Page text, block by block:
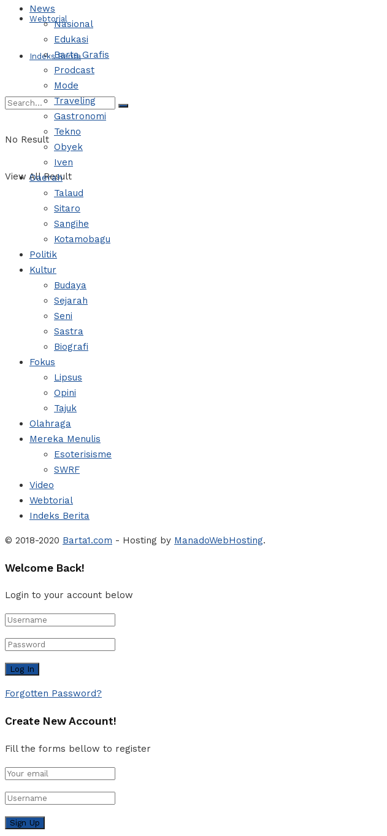
Webtorial
Indeks Berita
No Result
View All Result
News
Nasional
Edukasi
Barta Grafis
Prodcast
Mode
Traveling
Gastronomi
Tekno
Obyek
Iven
Daerah
Talaud
Sitaro
Sangihe
Kotamobagu
Politik
Kultur
Budaya
Sejarah
Seni
Sastra
Biografi
Fokus
Lipsus
Opini
Tajuk
Olahraga
Mereka Menulis
Esoterisisme
SWRF
Video
Webtorial
Indeks Berita
© 2018-2020 Barta1.com - Hosting by ManadoWebHosting.
Welcome Back!
Login to your account below
Forgotten Password?
Create New Account!
Fill the forms bellow to register